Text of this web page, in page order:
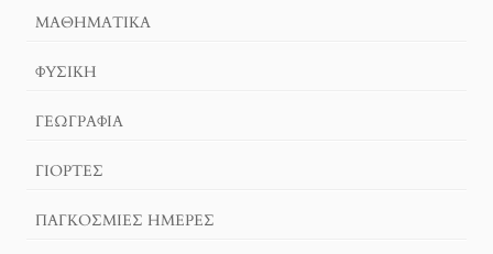
ΜΑΘΗΜΑΤΙΚΆ
ΦΥΣΙΚΗ
ΓΕΩΓΡΑΦΊΑ
ΓΙΟΡΤΈΣ
ΠΑΓΚΟΣΜΙΕΣ ΗΜΕΡΕΣ